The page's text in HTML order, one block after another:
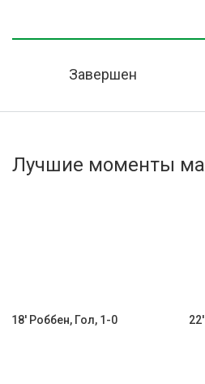
Активировать промокод
Завершен
Лучшие моменты
18' Роббен, Гол, 1-0